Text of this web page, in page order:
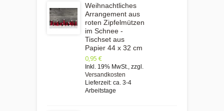
Weihnachtliches
Arrangement aus
roten Zipfelmützen
im Schnee -
Tischset aus
Papier 44 x 32 cm
0,95 €
Inkl. 19% MwSt. zzgl.
Versandkosten
Lieferzeit: ca. 3-4
Arbeitstage